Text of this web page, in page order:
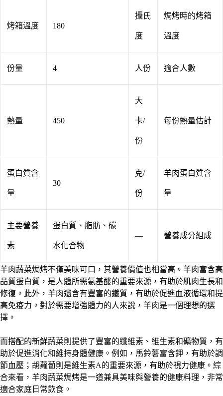
烤箱溫度 180
攝氏
度
焗烤時的烤箱
溫度
份量 4 人份 適合人數
熱量 450
大
卡/
份
每份熱量估計
蛋白質含
量
30
克/
份
羊肉蛋白質含
量
主要營養
素
蛋白質、脂肪、碳
水化合物
— 營養成分組成
羊肉蔬菜焗烤不僅美味可口，其營養價值也相當高。羊肉富含高
品質蛋白質，是人體所需氨基酸的重要來源，有助於肌肉生長和
修復。此外，羊肉還含有豐富的鐵質，有助於促進血液循環和提
高免疫力。對於需要增強體力的人來說，羊肉是一個理想的選
擇。
而搭配的新鮮蔬菜則提供了豐富的纖維素、維生素和礦物質，有
助於促進消化和維持身體健康。例如，馬鈴薯富含鉀，有助於調
節血壓；胡蘿蔔則是維生素A的重要來源，有助於視力健康。綜
合來看，羊肉蔬菜焗烤是一道兼具美味與營養的健康料理，非常
適合家庭日常飲食。